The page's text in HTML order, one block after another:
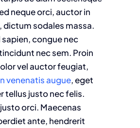
neque orci, auctor in
dictum sodales massa.
sapien, congue nec
nec sem. Proin
vel auctor feugiat,
venenatis augue, eget
tellus justo nec felis.
orci. Maecenas
ante, hendrerit